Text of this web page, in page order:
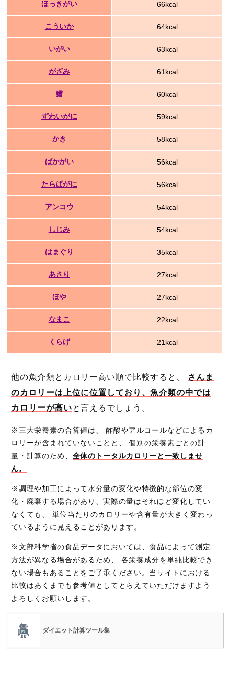
ほっきがい 66kcal
こういか 64kcal
いがい 63kcal
がざみ 61kcal
鱈 60kcal
ずわいがに 59kcal
かき 58kcal
ばかがい 56kcal
たらばがに 56kcal
アンコウ 54kcal
しじみ 54kcal
はまぐり 35kcal
あさり 27kcal
ほや 27kcal
なまこ 22kcal
くらげ 21kcal
他の魚介類とカロリー高い順で比較すると、
さんま
のカロリーは上位に位置しており、魚介類の中では
カロリーが高いと言えるでしょう。
※三大栄養素の合算値は、 酢酸やアルコールなどによるカ
ロリーが含まれていないことと、 個別の栄養素ごとの計
量・計算のため、 全体のトータルカロリーと一致しませ
ん。
※調理や加工によって水分量の変化や特徴的な部位の変
化・廃棄する場合があり、実際の量はそれほど変化してい
なくても、 単位当たりのカロリーや含有量が大きく変わっ
ているように見えることがあります。
※文部科学省の食品データにおいては、食品によって測定
方法が異なる場合があるため、 各栄養成分を単純比較でき
ない場合もあることをご了承ください。当サイトにおける
比較はあくまでも参考値としてとらえていただけますよう
よろしくお願いします。
ダイエット計算ツール集